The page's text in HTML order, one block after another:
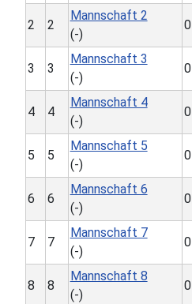
2 2
Mannschaft 2
(-)
0
3 3
Mannschaft 3
(-)
0
4 4
Mannschaft 4
(-)
0
5 5
Mannschaft 5
(-)
0
6 6
Mannschaft 6
(-)
0
7 7
Mannschaft 7
(-)
0
8 8
Mannschaft 8
(-)
0